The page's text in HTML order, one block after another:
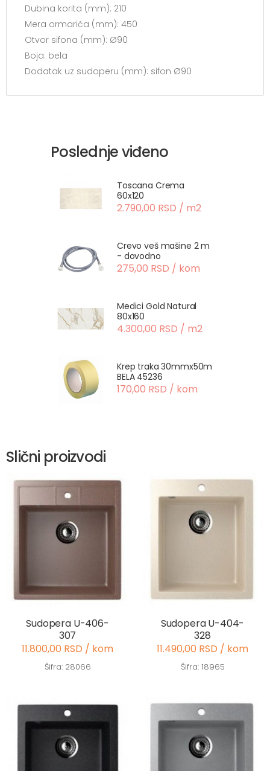
Dubina korita (mm): 210
Mera ormarića (mm): 450
Otvor sifona (mm): Ø90
Boja: bela
Dodatak uz sudoperu (mm): sifon Ø90
Poslednje viđeno
Toscana Crema
60x120
2.790,00 RSD / m2
Crevo veš mašine 2 m
- dovodno
275,00 RSD / kom
Medici Gold Natural
80x160
4.300,00 RSD / m2
Krep traka 30mmx50m
BELA 45236
170,00 RSD / kom
Slični proizvodi
Sudopera U-406-
307
11.800,00 RSD / kom
Šifra: 28066
Sudopera U-404-
328
11.490,00 RSD / kom
Šifra: 18965